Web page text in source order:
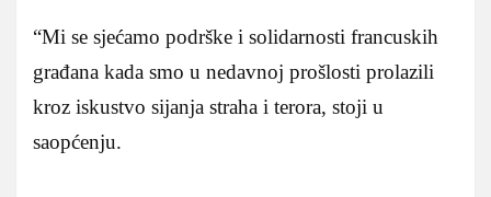
“Mi se sjećamo podrške i solidarnosti francuskih
građana kada smo u nedavnoj prošlosti prolazili
kroz iskustvo sijanja straha i terora, stoji u
saopćenju.